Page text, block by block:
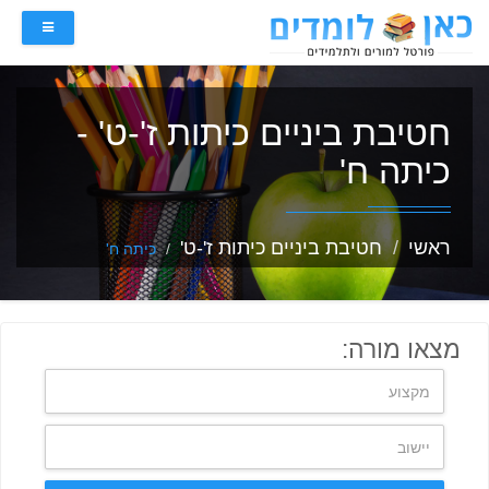
חטיבת ביניים כיתות ז'-ט' -
כיתה ח'
ראשי חטיבת ביניים כיתות ז'-ט' כיתה ח'
מצאו מורה: